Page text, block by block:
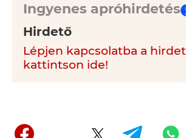
Ingyenes apróhirdetés
Hirdető
Lépjen kapcsolatba a
kattintson ide!